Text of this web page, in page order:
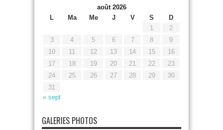
août 2026
L
Ma Me J V S D
« sept
1
2
3
4 5 6 7 8
9
10
11 12 13 14 15
16
17
18 19 20 21 22
23
24
25 26 27 28 29
30
31
GALERIES PHOTOS